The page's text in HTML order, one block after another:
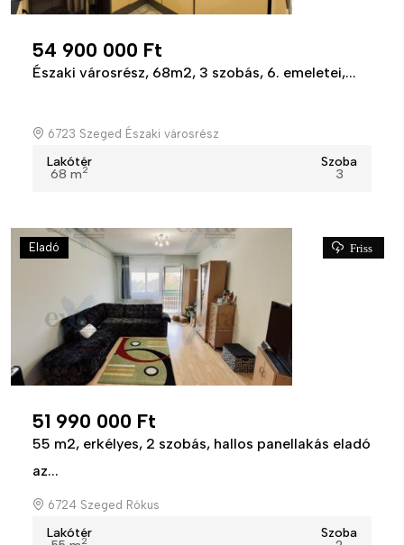
54 900 000 Ft
Északi városrész, 68m2, 3 szobás, 6. emeletei,...
6723 Szeged Északi városrész
Lakótér
68 m2
Szoba
3
Eladó Friss
51 990 000 Ft
55 m2, erkélyes, 2 szobás, hallos panellakás eladó
az...
6724 Szeged Rókus
Lakótér
2
Szoba